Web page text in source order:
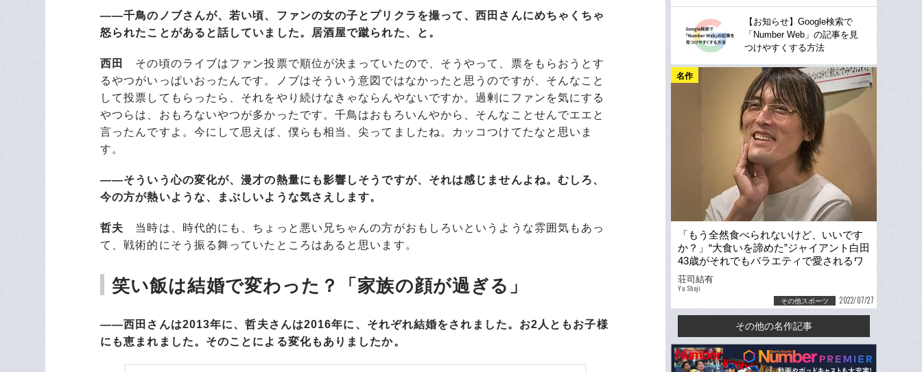
――千鳥のノブさんが、若い頃、ファンの女の子とプリクラを撮って、西田さんにめちゃくちゃ
怒られたことがあると話していました。居酒屋で蹴られた、と。
西田
その頃のライブはファン投票で順位が決まっていたので、そうやって、票をもらおうとす
るやつがいっぱいおったんです。ノブはそういう意図ではなかったと思うのですが、そんなこと
して投票してもらったら、それをやり続けなきゃならんやないですか。過剰にファンを気にする
やつらは、おもろないやつが多かったです。千鳥はおもろいんやから、そんなことせんでエエと
言ったんですよ。今にして思えば、僕らも相当、尖ってましたね。カッコつけてたなと思いま
す。
――そういう心の変化が、漫才の熱量にも影響しそうですが、それは感じませんよね。むしろ、
今の方が熱いような、まぶしいような気さえします。
哲夫 当時は、時代的にも、ちょっと悪い兄ちゃんの方がおもしろいというような雰囲気もあっ
て、戦術的にそう振る舞っていたところはあると思います。
笑い飯は結婚で変わった？「家族の顔が過ぎる」
――西田さんは2013年に、哲夫さんは2016年に、それぞれ結婚をされました。お2人ともお子様
にも恵まれました。そのことによる変化もありましたか。
【お知らせ】Google検索で
「Number Web」の記事を見
つけやすくする方法
名作
「もう全然食べられないけど、いいです
か？」“大食いを諦めた”ジャイアント白田
43歳がそれでもバラエティで愛されるワ
ケ「最初は抵抗もあった」
荘司結有
Yu Shoji
その他スポーツ 2022/07/27
その他の名作記事